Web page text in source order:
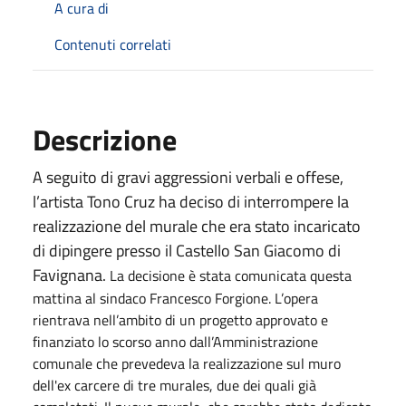
A cura di
Contenuti correlati
Descrizione
A seguito di gravi aggressioni verbali e offese,
l’artista Tono Cruz ha deciso di interrompere la
realizzazione del murale che era stato incaricato
di dipingere presso il Castello San Giacomo di
Favignana. La decisione è stata comunicata questa
mattina al sindaco Francesco Forgione. L’opera
rientrava nell’ambito di un progetto approvato e
finanziato lo scorso anno dall’Amministrazione
comunale che prevedeva la realizzazione sul muro
dell'ex carcere di tre murales, due dei quali già